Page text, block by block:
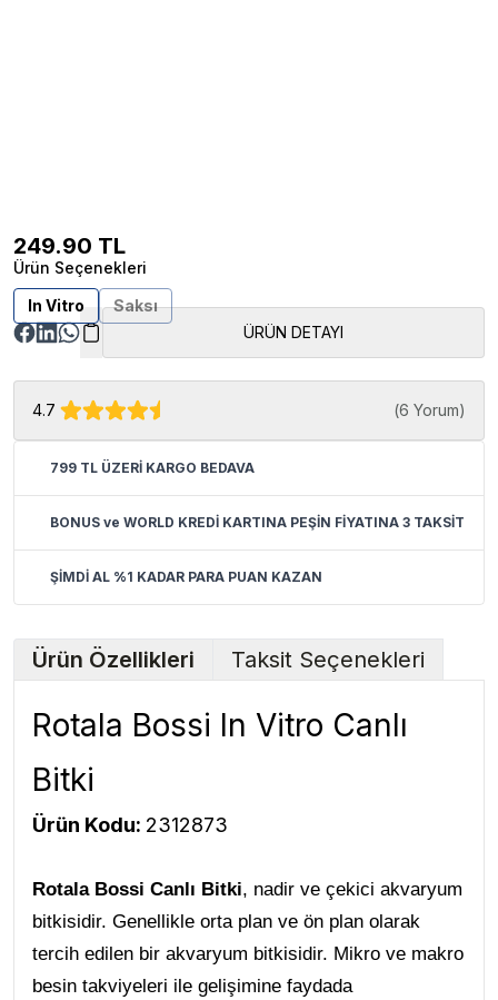
249.90 TL
Ürün Seçenekleri
In Vitro
Saksı
ÜRÜN DETAYI
4.7 (6 Yorum)
799 TL ÜZERİ KARGO BEDAVA
BONUS ve WORLD KREDİ KARTINA PEŞİN FİYATINA 3 TAKSİT
ŞİMDİ AL %1 KADAR PARA PUAN KAZAN
Ürün Özellikleri Taksit Seçenekleri
Rotala Bossi In Vitro Canlı
Bitki
Ürün Kodu: 2312873
Rotala Bossi Canlı Bitki, nadir ve çekici akvaryum
bitkisidir. Genellikle orta plan ve ön plan olarak
tercih edilen bir akvaryum bitkisidir. Mikro ve makro
besin takviyeleri ile gelişimine faydada